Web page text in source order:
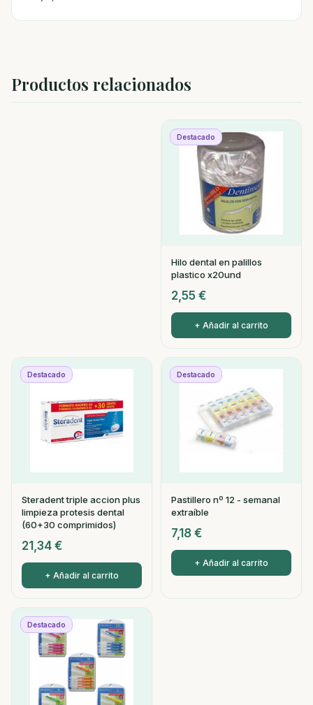
Productos relacionados
Destacado
Hilo dental en palillos
plastico x20und
2,55 €
+ Añadir al carrito
Destacado
Steradent triple accion plus
limpieza protesis dental
(60+30 comprimidos)
21,34 €
+ Añadir al carrito
Destacado
Pastillero nº 12 - semanal
extraíble
7,18 €
+ Añadir al carrito
Destacado